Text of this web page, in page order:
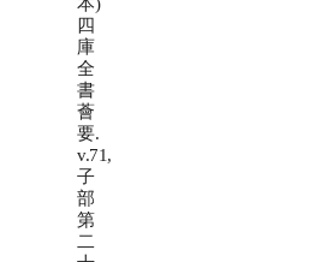
本)
四
庫
全
書
薈
要.
v.71,
子
部
第
二